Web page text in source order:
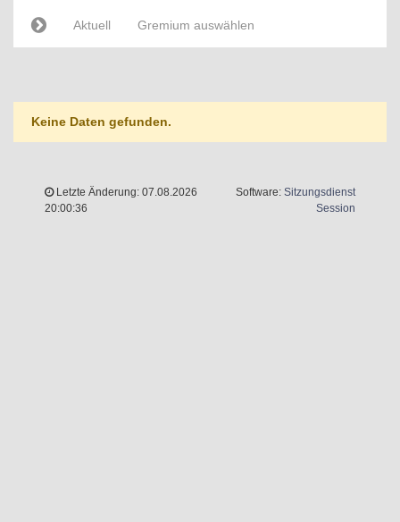
Aktuell Gremium auswählen
Keine Daten gefunden.
Letzte Änderung: 07.08.2026
20:00:36
Software: Sitzungsdienst
Session